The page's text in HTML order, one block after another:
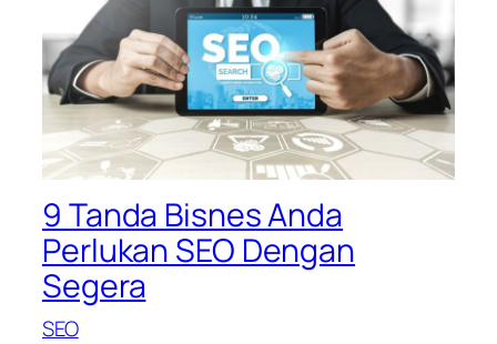
9 Tanda Bisnes Anda
Perlukan SEO Dengan
Segera
SEO